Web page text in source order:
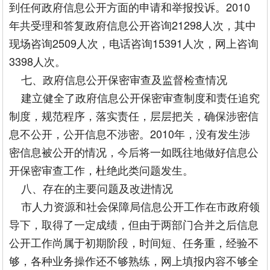
到任何政府信息公开方面的申请和举报投诉。2010
年共受理和答复政府信息公开咨询21298人次，其中
现场咨询2509人次，电话咨询15391人次，网上咨询
3398人次。
七、政府信息公开保密审查及监督检查情况
建立健全了政府信息公开保密审查制度和责任追究
制度，规范程序，落实责任，层层把关，确保涉密信
息不公开，公开信息不涉密。2010年，没有发生涉
密信息被公开的情况，今后将一如既往地做好信息公
开保密审查工作，杜绝此类问题发生。
八、存在的主要问题及改进情况
市人力资源和社会保障局信息公开工作在市政府领
导下，取得了一定成绩，但由于两部门合并之后信息
公开工作尚属于初期阶段，时间短、任务重，经验不
够，各种业务操作还不够熟练，网上填报内容不够全